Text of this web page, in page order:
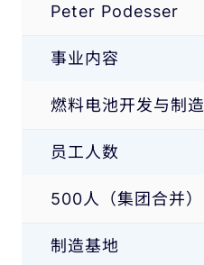
Peter Podesser
事业内容
燃料电池开发与制造
员工人数
500人（集团合并）
制造基地